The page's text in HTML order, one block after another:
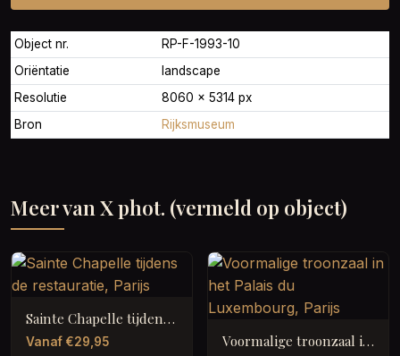
Object nr.
RP-F-1993-10
Oriëntatie
landscape
Resolutie
8060 × 5314 px
Bron
Rijksmuseum
Meer van X phot. (vermeld op object)
Sainte Chapelle tijdens de restauratie, Parijs
Vanaf €29,95 Voormalige troonzaal in het Palais du Luxembourg, Parijs